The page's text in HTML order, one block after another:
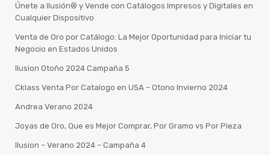
Únete a Ilusión® y Vende con Catálogos Impresos y Digitales en
Cualquier Dispositivo
Venta de Oro por Catálogo: La Mejor Oportunidad para Iniciar tu
Negocio en Estados Unidos
Ilusion Otoño 2024 Campaña 5
Cklass Venta Por Catalogo en USA – Otono Invierno 2024
Andrea Verano 2024
Joyas de Oro, Que es Mejor Comprar, Por Gramo vs Por Pieza
Ilusion – Verano 2024 – Campaña 4